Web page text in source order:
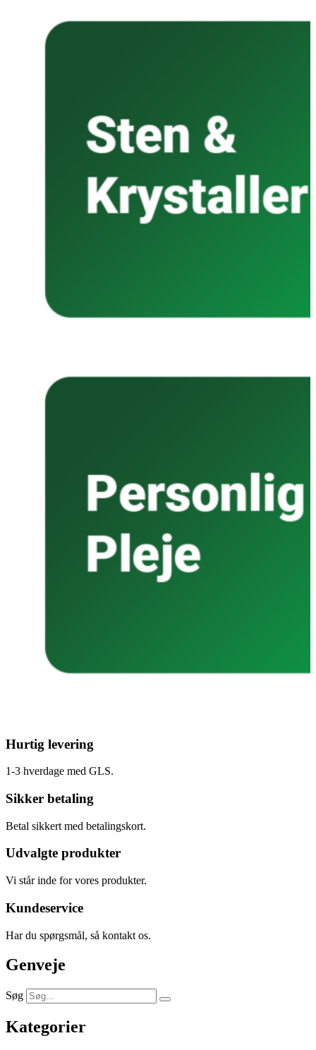
Hurtig levering
1-3 hverdage med GLS.
Sikker betaling
Betal sikkert med betalingskort.
Udvalgte produkter
Vi står inde for vores produkter.
Kundeservice
Har du spørgsmål, så kontakt os.
Genveje
Søg
Kategorier